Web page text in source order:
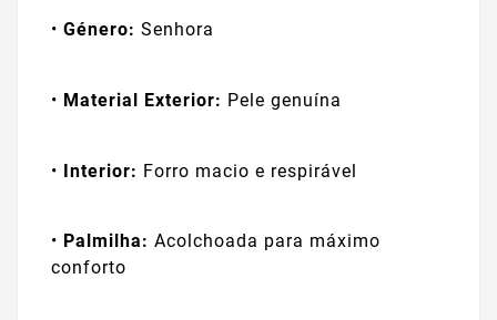
• Género: Senhora
• Material Exterior: Pele genuína
• Interior: Forro macio e respirável
• Palmilha: Acolchoada para máximo
conforto